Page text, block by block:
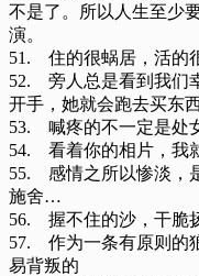
不是了。所以人生至少
演。
51. 住的很蜗居，活的
52. 旁人总是看到我们
开手，她就会跑去买东西
53. 喊疼的不一定是处
54. 看着你的相片，我
55. 感情之所以惨淡，
施舍…­
56. 握不住的沙，干脆
57. 作为一条有原则的
易背叛的